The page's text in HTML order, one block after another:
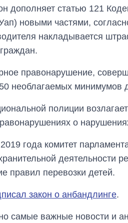
дополняет статью 121
новыми частями,
накладывается
правонарушение,
необлагаемых минимумов
полиции
о
года комитет
деятельности
правил перевозки детей.
закон о анбандлинге.
самые важные новости и